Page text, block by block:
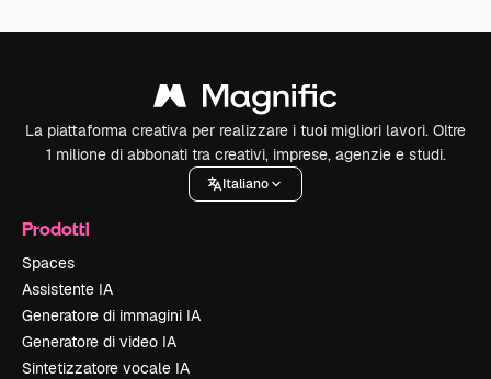
La piattaforma creativa per realizzare i tuoi migliori lavori. Oltre
1 milione di abbonati tra creativi, imprese, agenzie e studi.
Italiano
Prodotti
Spaces
Assistente IA
Generatore di immagini IA
Generatore di video IA
Sintetizzatore vocale IA